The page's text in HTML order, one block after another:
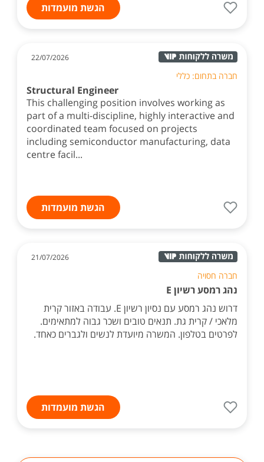
הגשת מועמדות
22/07/2026
חברה בתחום: כללי
Structural Engineer
This challenging position involves working as
part of a multi-discipline, highly interactive and
coordinated team focused on projects
including semiconductor manufacturing, data
centre facil...
הגשת מועמדות
21/07/2026
חברה חסויה
נהג רמסע רשיון E
דרוש נהג רמסע עם נסיון רשיון E. עבודה באזור קרית
מלאכי / קרית גת. תנאים טובים ושכר גבוה למתאימים.
לפרטים בטלפון. המשרה מיועדת לנשים ולגברים כאחד.
הגשת מועמדות